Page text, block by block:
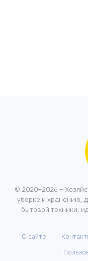
© 2020–2026 –
уборке и хранению,
бытовой техники,
О сайте